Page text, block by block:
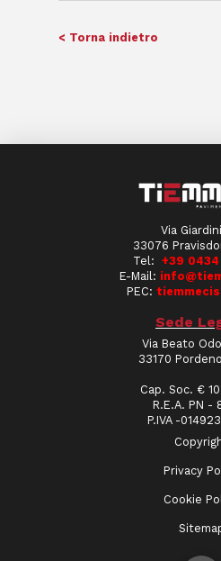
< Torna indietro
Via
33076
Tel: +39
E-Mail:
PEC:
Sede
Via Beato
33170
Cap. Soc. €
R.E.A. PN -
P.IVA -
Privacy
Cookie